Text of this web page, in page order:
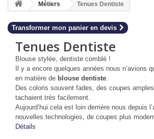
Métiers Tenues Dentiste
Transformer mon panier en devis
Tenues Dentiste
Blouse stylée, dentiste comblé !
Il y a encore quelques années nous n’avions
en matière de blouse dentiste.
Des coloris souvent fades, des coupes
tachaient très facilement.
Aujourd’hui cela est loin derrière nous depuis
nouvelles technologies, de coupes plus
Détails